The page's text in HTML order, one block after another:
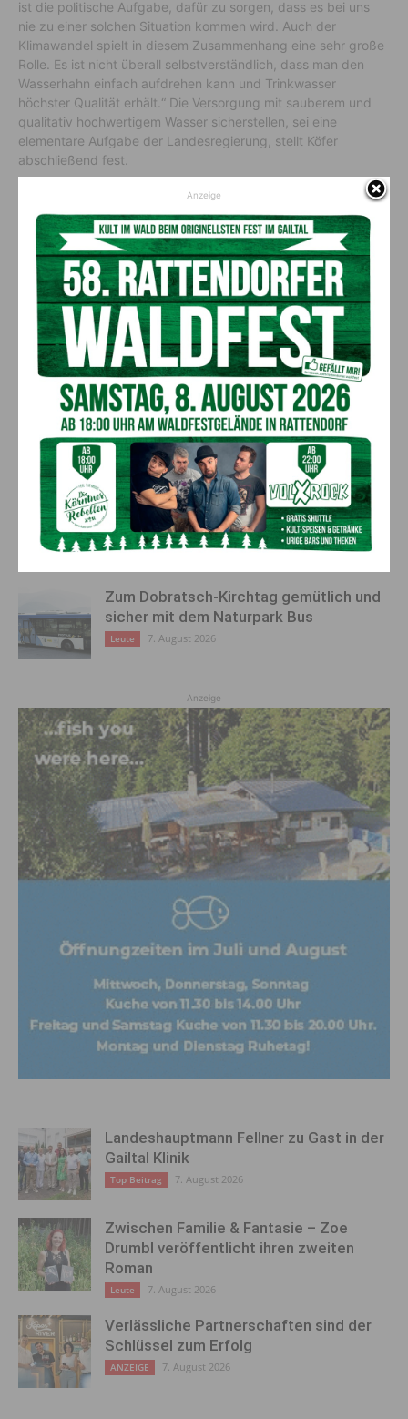
ist die politische Aufgabe, dafür zu sorgen, dass es bei uns
nie zu einer solchen Situation kommen wird. Auch der
Klimawandel spielt in diesem Zusammenhang eine sehr große
Rolle. Es ist nicht überall selbstverständlich, dass man den
Wasserhahn einfach aufdrehen kann und Trinkwasser
höchster Qualität erhält.“ Die Versorgung mit sauberem und
qualitativ hochwertigem Wasser sicherstellen, sei eine
elementare Aufgabe der Landesregierung, stellt Köfer
abschließend fest.
Vorheriger Artikel
Kärnten aktiviert Warnstufe
für Hitzeschutzplan
Nächster Artikel
Rettungshubschrauber im
Einsatz:
Frontalzusammenstoß auf
Alm Weg
AKTUELLES
Große Nachfrage: Kärnten erweitert
Streunerkatzen-Kastrationsprojekt
Leute 7. August 2026
„Sein Charakter bleibt unersetzbar“ –
Fußballverein nimmt Abschied
Aktuell 7. August 2026
Zum Dobratsch-Kirchtag gemütlich und
sicher mit dem Naturpark Bus
Leute 7. August 2026
Anzeige
Landeshauptmann Fellner zu Gast in der
Gailtal Klinik
Top Beitrag 7. August 2026
Zwischen Familie & Fantasie – Zoe
Drumbl veröffentlicht ihren zweiten
Roman
Leute 7. August 2026
Verlässliche Partnerschaften sind der
Schlüssel zum Erfolg
ANZEIGE 7. August 2026
Anzeige